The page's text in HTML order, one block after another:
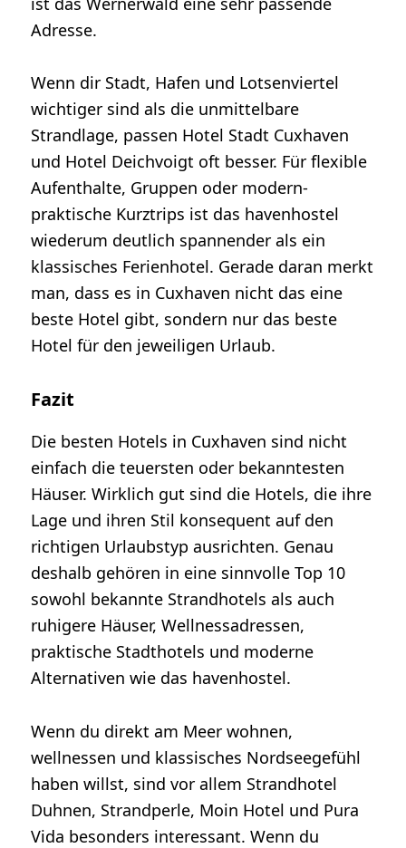
Adresse.
Wenn dir Stadt, Hafen und Lotsenviertel
wichtiger sind als die unmittelbare
Strandlage, passen Hotel Stadt Cuxhaven
und Hotel Deichvoigt oft besser. Für flexible
Aufenthalte, Gruppen oder modern-
praktische Kurztrips ist das havenhostel
wiederum deutlich spannender als ein
klassisches Ferienhotel. Gerade daran merkt
man, dass es in Cuxhaven nicht das eine
beste Hotel gibt, sondern nur das beste
Hotel für den jeweiligen Urlaub.
Fazit
Die besten Hotels in Cuxhaven sind nicht
einfach die teuersten oder bekanntesten
Häuser. Wirklich gut sind die Hotels, die ihre
Lage und ihren Stil konsequent auf den
richtigen Urlaubstyp ausrichten. Genau
deshalb gehören in eine sinnvolle Top 10
sowohl bekannte Strandhotels als auch
ruhigere Häuser, Wellnessadressen,
praktische Stadthotels und moderne
Alternativen wie das havenhostel.
Wenn du direkt am Meer wohnen,
wellnessen und klassisches Nordseegefühl
haben willst, sind vor allem Strandhotel
Duhnen, Strandperle, Moin Hotel und Pura
Vida besonders interessant. Wenn du